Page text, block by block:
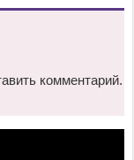
комментарий.